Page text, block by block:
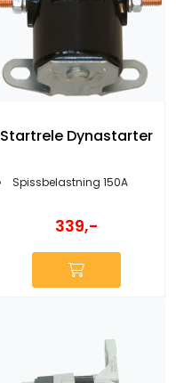
Startrele Dynastarter
Spissbelastning 150A
339,-